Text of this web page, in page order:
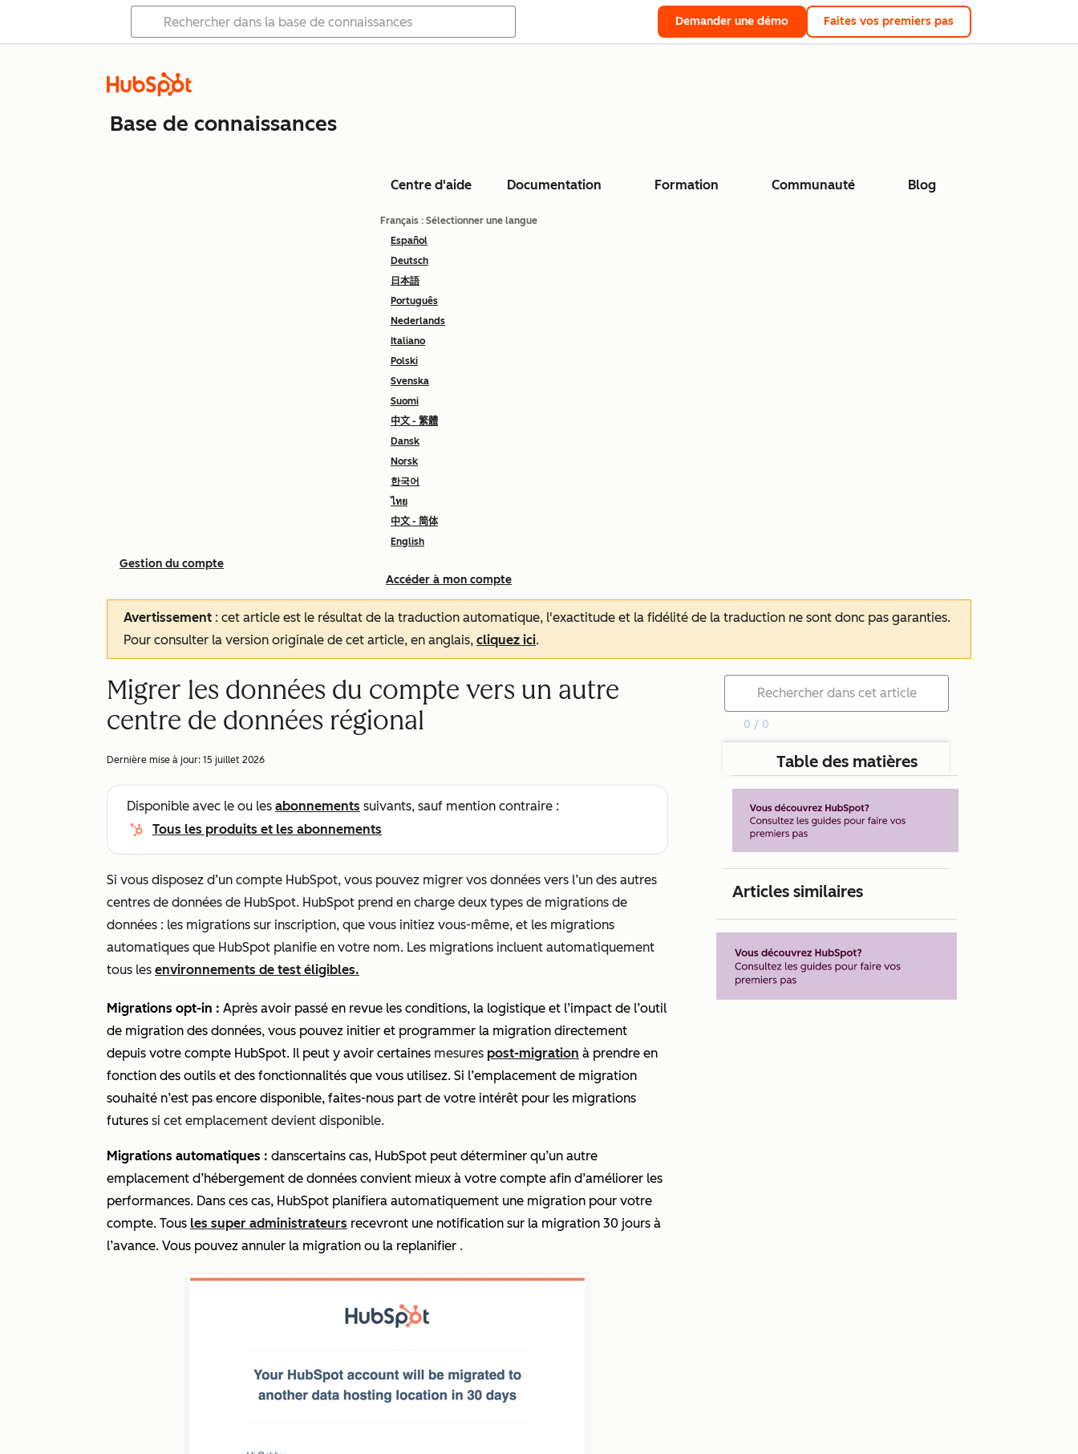
Demander une démo Faites vos premiers pas
Base de connaissances
Centre d'aide Documentation Formation Communauté Blog
Français : Sélectionner une langue
Español
Deutsch
日本語
Português
Nederlands
Italiano
Polski
Svenska
Suomi
中文 - 繁體
Dansk
Norsk
한국어
ไทย
中文 - 简体
English
Accéder à mon compte
Gestion du compte
Avertissement : cet article est le résultat de la traduction automatique, l'exactitude et la fidélité de la traduction ne sont donc pas garanties.
Pour consulter la version originale de cet article, en anglais, cliquez ici.
Migrer les données du compte vers un autre
centre de données régional
Dernière mise à jour: 15 juillet 2026
Disponible avec le ou les abonnements suivants, sauf mention contraire :
Tous les produits et les abonnements
Si vous disposez d’un compte HubSpot, vous pouvez migrer vos données vers l’un des autres
centres de données de HubSpot. HubSpot prend en charge deux types de migrations de
données : les migrations sur inscription, que vous initiez vous-même, et les migrations
automatiques que HubSpot planifie en votre nom. Les migrations incluent automatiquement
tous les environnements de test éligibles.
Migrations opt-in : Après avoir passé en revue les conditions, la logistique et l’impact de l’outil
de migration des données, vous pouvez initier et programmer la migration directement
depuis votre compte HubSpot. Il peut y avoir certaines mesures post-migration à prendre en
fonction des outils et des fonctionnalités que vous utilisez. Si l’emplacement de migration
souhaité n’est pas encore disponible, faites-nous part de votre intérêt pour les migrations
futures si cet emplacement devient disponible.
Migrations automatiques : danscertains cas, HubSpot peut déterminer qu’un autre
emplacement d’hébergement de données convient mieux à votre compte afin d’améliorer les
performances. Dans ces cas, HubSpot planifiera automatiquement une migration pour votre
compte. Tous les super administrateurs recevront une notification sur la migration 30 jours à
l’avance. Vous pouvez annuler la migration ou la replanifier .
0 / 0
Table des matières
Articles similaires